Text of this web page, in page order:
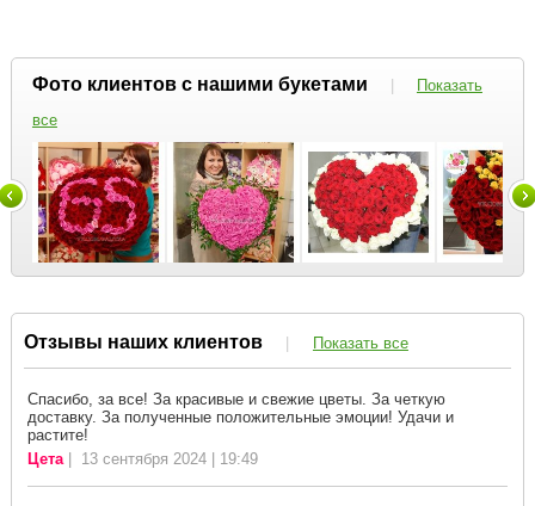
Фото клиентов с нашими букетами |
Показать
все
Отзывы наших клиентов | Показать все
Спасибо, за все! За красивые и свежие цветы. За четкую
доставку. За полученные положительные эмоции! Удачи и
растите!
Цета| 13 сентября 2024 | 19:49